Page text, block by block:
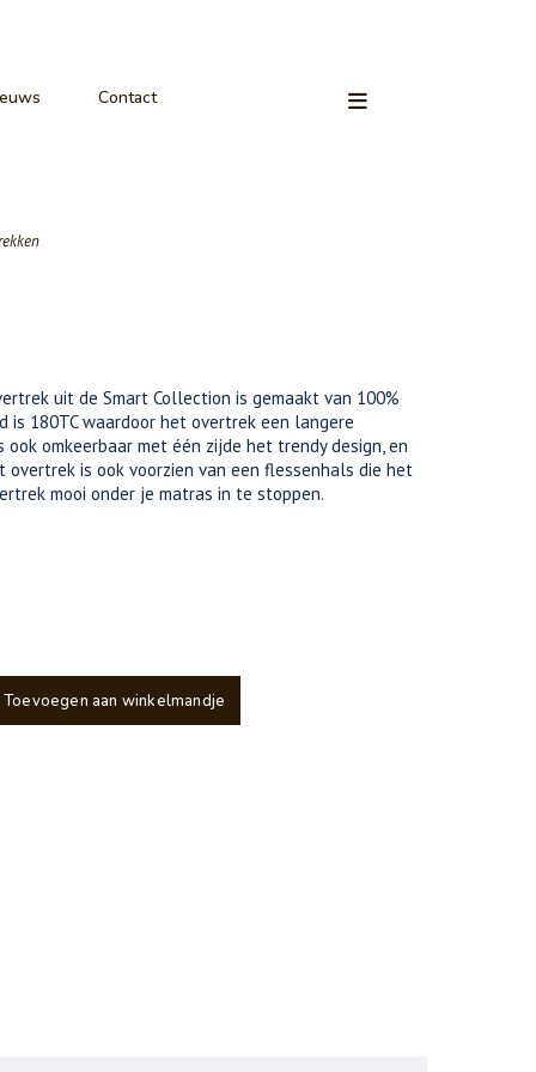
Contact
uit de Smart Collection is gemaakt van 100%
is 180TC waardoor het overtrek een langere
omkeerbaar met één zijde het trendy design, en
overtrek is ook voorzien van een flessenhals die het
mooi onder je matras in te stoppen.
Toevoegen aan winkelmandje